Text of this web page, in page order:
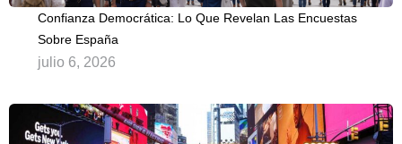
Confianza Democrática: Lo Que Revelan Las Encuestas
Sobre España
julio 6, 2026